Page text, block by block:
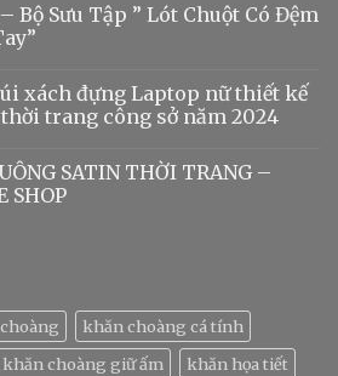
Bộ Sưu Tập ” Lót Chuột Có Đệm
xách đựng Laptop nữ thiết kế
trang công sở năm 2024
SATIN THỜI TRANG –
SHOP
khăn choàng cá tính
khăn choàng giữ ấm
khăn họa tiết